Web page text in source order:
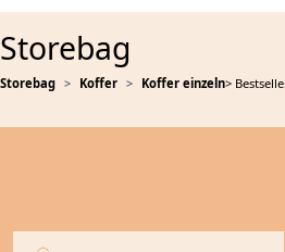
Storebag
Storebag Koffer Koffer einzeln>